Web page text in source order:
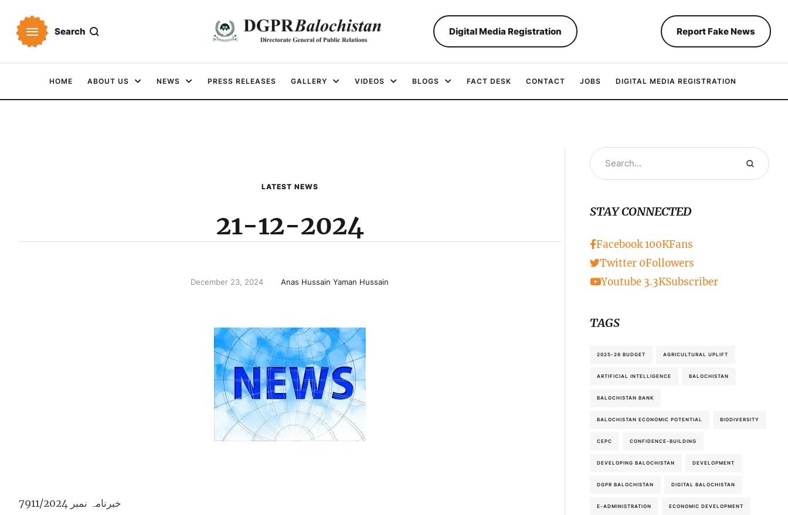
Search Digital Media Registration Report Fake News
HOME ABOUT US NEWS PRESS RELEASES GALLERY VIDEOS BLOGS FACT DESK CONTACT JOBS DIGITAL MEDIA REGISTRATION
LATEST NEWS
21-12-2024
December 23, 2024 Anas Hussain Yaman Hussain
خبرنامہ نمبر 7911/2024
STAY CONNECTED
Facebook100KFans
Twitter 0Followers
Youtube 3.3KSubscriber
TAGS
2025-26 BUDGET AGRICULTURAL UPLIFT
ARTIFICIAL INTELLIGENCE BALOCHISTAN
BALOCHISTAN BANK
BALOCHISTAN ECONOMIC POTENTIAL BIODIVERSITY
CEPC CONFIDENCE-BUILDING
DEVELOPING BALOCHISTAN DEVELOPMENT
DGPR BALOCHISTAN DIGITAL BALOCHISTAN
E-ADMINISTRATION ECONOMIC DEVELOPMENT